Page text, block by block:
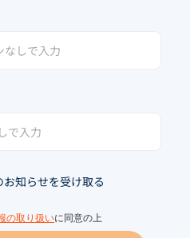
知らせを受け取る
の取り扱いに同意の上